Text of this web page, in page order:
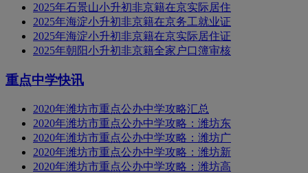
2025年石景山小升初非京籍在京实际居住
2025年海淀小升初非京籍在京务工就业证
2025年海淀小升初非京籍在京实际居住证
2025年朝阳小升初非京籍全家户口簿审核
重点中学快讯
2020年潍坊市重点公办中学攻略汇总
2020年潍坊市重点公办中学攻略：潍坊东
2020年潍坊市重点公办中学攻略：潍坊广
2020年潍坊市重点公办中学攻略：潍坊新
2020年潍坊市重点公办中学攻略：潍坊高